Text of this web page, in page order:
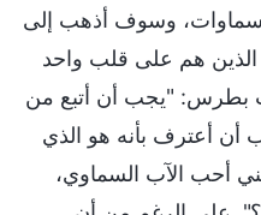
وسوف أذهب إلى
الذين هم على قلب واحد
بطرس: "يجب أن أتبع من
أن أعترف بأنه هو الذي
أحب الآب السماوي،